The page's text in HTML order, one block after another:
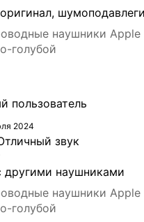
оригинал,
наушники Apple
голубой
пользователь
2024
звук
другими наушниками
наушники Apple
голубой